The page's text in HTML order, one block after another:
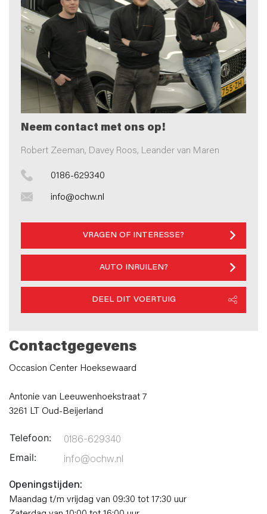
Neem contact met ons op!
Robert Zeeman, Davey Roos, Leander van Maren
0186-629340
info@ochw.nl
VRAGEN OF INTERESSE?
AUTO INRUILEN?
DEEL DIT VOERTUIG
Contactgegevens
Occasion Center Hoeksewaard
Antonie van Leeuwenhoekstraat 7
3261 LT Oud-Beijerland
Telefoon: 0186-629340
Email: info@ochw.nl
Openingstijden:
Maandag t/m vrijdag van 09:30 tot 17:30 uur